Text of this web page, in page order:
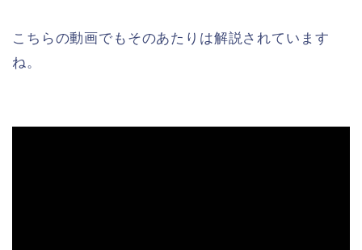
こちらの動画でもそのあたりは解説されています
ね。